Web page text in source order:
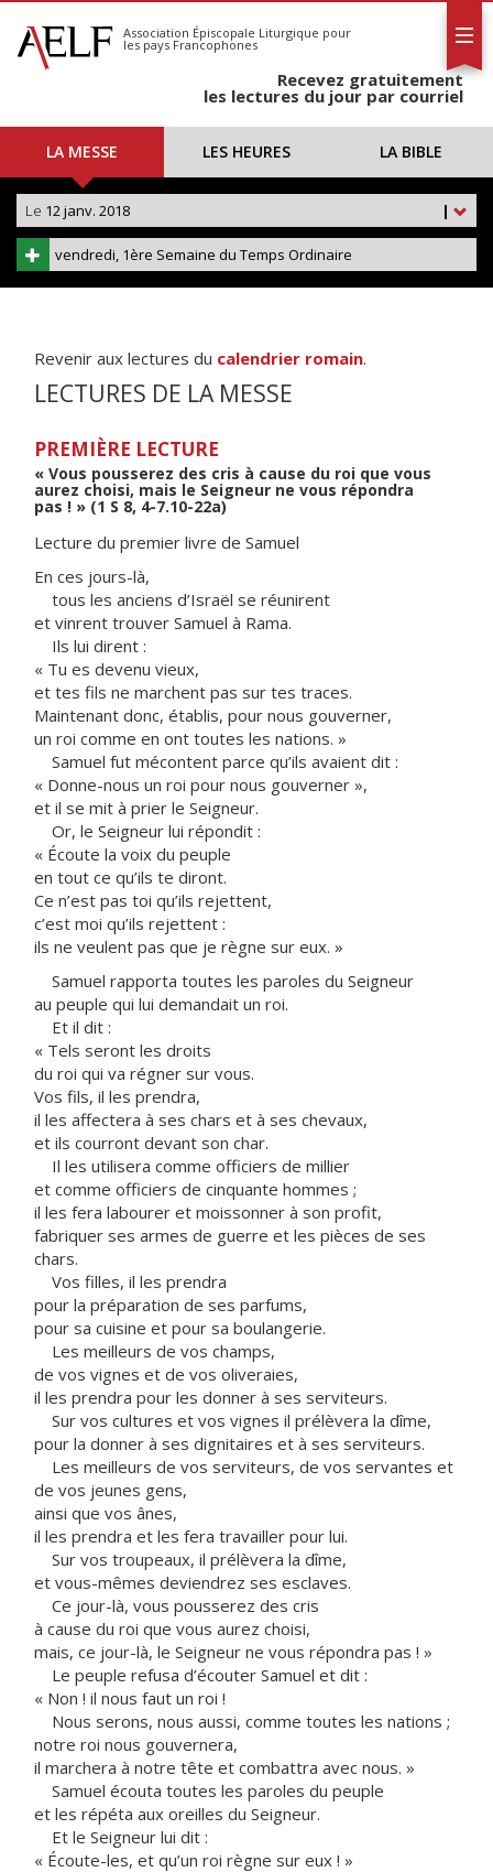
S'abonner
Calendrier
Association Épiscopale Liturgique pour
les pays Francophones
Recevez gratuitement
les lectures du jour par courriel
LA MESSE LES HEURES LA BIBLE
|
Le 12 janv. 2018
vendredi, 1ère Semaine du Temps Ordinaire
Revenir aux lectures du calendrier romain.
LECTURES DE LA MESSE
PREMIÈRE LECTURE
« Vous pousserez des cris à cause du roi que vous
aurez choisi, mais le Seigneur ne vous répondra
pas ! » (1 S 8, 4-7.10-22a)
Lecture du premier livre de Samuel
En ces jours-là,
tous les anciens d’Israël se réunirent
et vinrent trouver Samuel à Rama.
Ils lui dirent :
« Tu es devenu vieux,
et tes fils ne marchent pas sur tes traces.
Maintenant donc, établis, pour nous gouverner,
un roi comme en ont toutes les nations. »
Samuel fut mécontent parce qu’ils avaient dit :
« Donne-nous un roi pour nous gouverner »,
et il se mit à prier le Seigneur.
Or, le Seigneur lui répondit :
« Écoute la voix du peuple
en tout ce qu’ils te diront.
Ce n’est pas toi qu’ils rejettent,
c’est moi qu’ils rejettent :
ils ne veulent pas que je règne sur eux. »
Samuel rapporta toutes les paroles du Seigneur
au peuple qui lui demandait un roi.
Et il dit :
« Tels seront les droits
du roi qui va régner sur vous.
Vos fils, il les prendra,
il les affectera à ses chars et à ses chevaux,
et ils courront devant son char.
Il les utilisera comme officiers de millier
et comme officiers de cinquante hommes ;
il les fera labourer et moissonner à son profit,
fabriquer ses armes de guerre et les pièces de ses
chars.
Vos filles, il les prendra
pour la préparation de ses parfums,
pour sa cuisine et pour sa boulangerie.
Les meilleurs de vos champs,
de vos vignes et de vos oliveraies,
il les prendra pour les donner à ses serviteurs.
Sur vos cultures et vos vignes il prélèvera la dîme,
pour la donner à ses dignitaires et à ses serviteurs.
Les meilleurs de vos serviteurs, de vos servantes et
de vos jeunes gens,
ainsi que vos ânes,
il les prendra et les fera travailler pour lui.
Sur vos troupeaux, il prélèvera la dîme,
et vous-mêmes deviendrez ses esclaves.
Ce jour-là, vous pousserez des cris
à cause du roi que vous aurez choisi,
mais, ce jour-là, le Seigneur ne vous répondra pas ! »
Le peuple refusa d’écouter Samuel et dit :
« Non ! il nous faut un roi !
Nous serons, nous aussi, comme toutes les nations ;
notre roi nous gouvernera,
il marchera à notre tête et combattra avec nous. »
Samuel écouta toutes les paroles du peuple
et les répéta aux oreilles du Seigneur.
Et le Seigneur lui dit :
« Écoute-les, et qu’un roi règne sur eux ! »